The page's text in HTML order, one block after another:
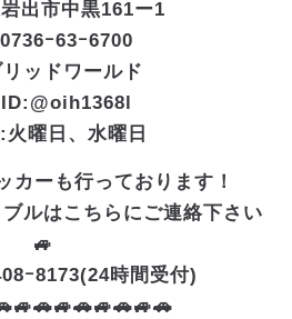
出市中黒161ー1
ｰ63ｰ6700
ッドワールド
火曜日、水曜日
カーも行っております！
ルはこちらにご連絡下さい
🚙
ｰ8173(24時間受付)